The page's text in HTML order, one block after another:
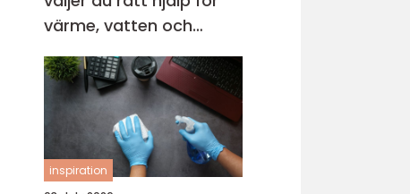
värme, vatten och
avlopp
inspiration